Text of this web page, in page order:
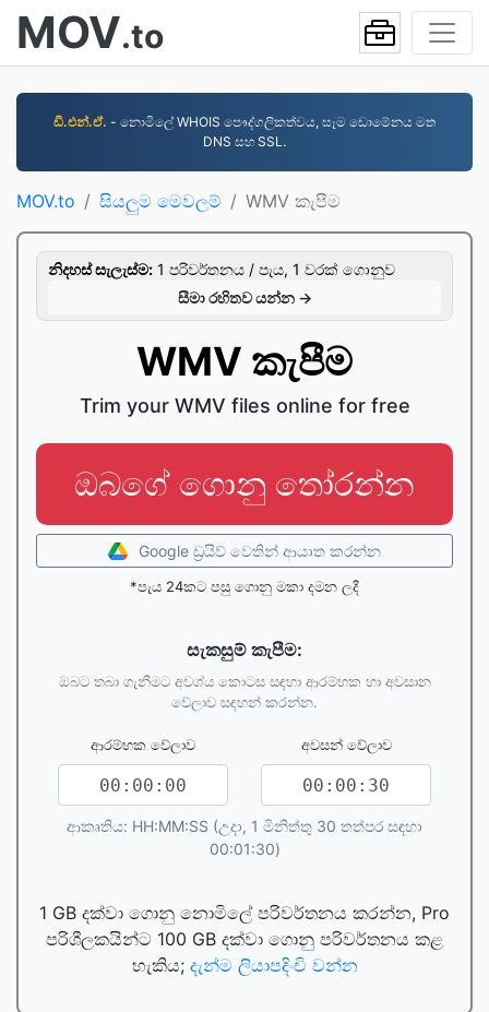
MOV.to
ඩී.එන්.ඒ. - නොමිලේ WHOIS පෞද්ගලිකත්වය, සෑම ඩොමේනය මත
DNS සහ SSL.
MOV.to සියලුම මෙවලම් WMV කැපීම
නිදහස් සැලැස්ම: 1 පරිවර්තනය / පැය, 1 වරක් ගොනුව
සීමා රහිතව යන්න →
WMV කැපීම
Trim your WMV files online for free
ඔබගේ ගොනු තෝරන්න
Google ඩ්‍රයිව් වෙතින් ආයාත කරන්න
*පැය 24කට පසු ගොනු මකා දමන ලදී
සැකසුම් කැපීම:
ඔබට තබා ගැනීමට අවශ්ය කොටස සඳහා ආරම්භක හා අවසාන
වේලාව සඳහන් කරන්න.
ආරම්භක වේලාව අවසන් වේලාව
ආකෘතිය: HH:MM:SS (උදා, 1 මිනිත්තු 30 තත්පර සඳහා
00:01:30)
1 GB දක්වා ගොනු නොමිලේ පරිවර්තනය කරන්න, Pro
පරිශීලකයින්ට 100 GB දක්වා ගොනු පරිවර්තනය කළ
හැකිය; දැන්ම ලියාපදිංචි වන්න